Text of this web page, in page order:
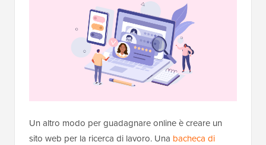
Un altro modo per guadagnare online è creare un
sito web per la ricerca di lavoro. Una bacheca di